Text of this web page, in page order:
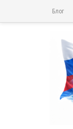
Блог